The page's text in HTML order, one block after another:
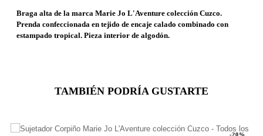
Braga alta de la marca Marie Jo L'Aventure colección Cuzco.
Prenda confeccionada en tejido de encaje calado combinado con
estampado tropical. Pieza interior de algodón.
TAMBIÉN PODRÍA GUSTARTE
-20%